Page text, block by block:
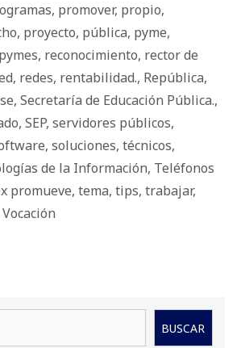
, promover, propio,
, proyecto, pública, pyme,
pymes, reconocimiento, rector de
, redes, rentabilidad., República,
, Secretaría de Educación Pública.,
, SEP, servidores públicos,
, soluciones, técnicos,
de la Información, Teléfonos
promueve, tema, tips, trabajar,
Vocación
BUSCAR